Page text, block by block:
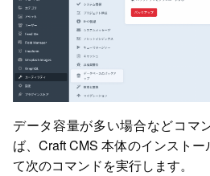
データ容量が多い場合などコマ
ば、Craft CMS 本体のインスト
て次のコマンドを実行します。